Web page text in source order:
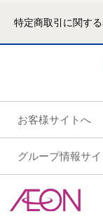
特定商取引に関す
お客様サイトへ
グループ情報サ